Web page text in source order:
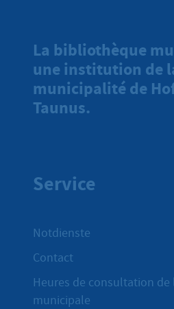
La bibliothèque
une institution de
municipalité de
Taunus.
Service
Notdienste
Contact
Heures de consultation
municipale